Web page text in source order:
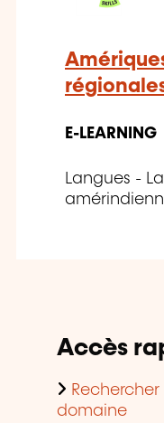
E-LEARNING
Langues -
Accès
domaine